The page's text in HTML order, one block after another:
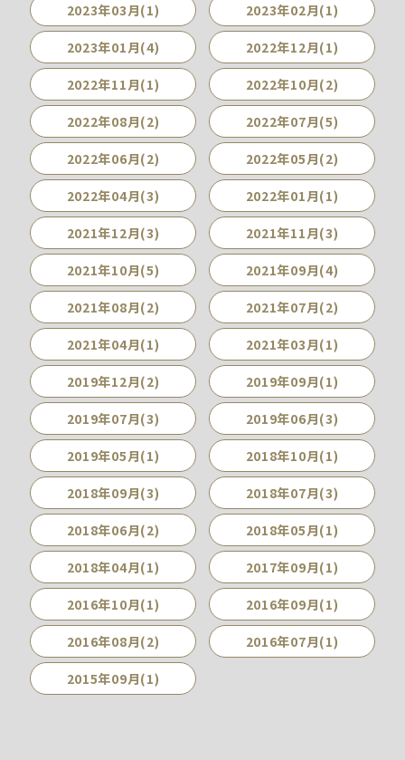
2023年03月(1) 2023年02月(1)
2023年01月(4) 2022年12月(1)
2022年11月(1) 2022年10月(2)
2022年08月(2) 2022年07月(5)
2022年06月(2) 2022年05月(2)
2022年04月(3) 2022年01月(1)
2021年12月(3) 2021年11月(3)
2021年10月(5) 2021年09月(4)
2021年08月(2) 2021年07月(2)
2021年04月(1) 2021年03月(1)
2019年12月(2) 2019年09月(1)
2019年07月(3) 2019年06月(3)
2019年05月(1) 2018年10月(1)
2018年09月(3) 2018年07月(3)
2018年06月(2) 2018年05月(1)
2018年04月(1) 2017年09月(1)
2016年10月(1) 2016年09月(1)
2016年08月(2) 2016年07月(1)
2015年09月(1)